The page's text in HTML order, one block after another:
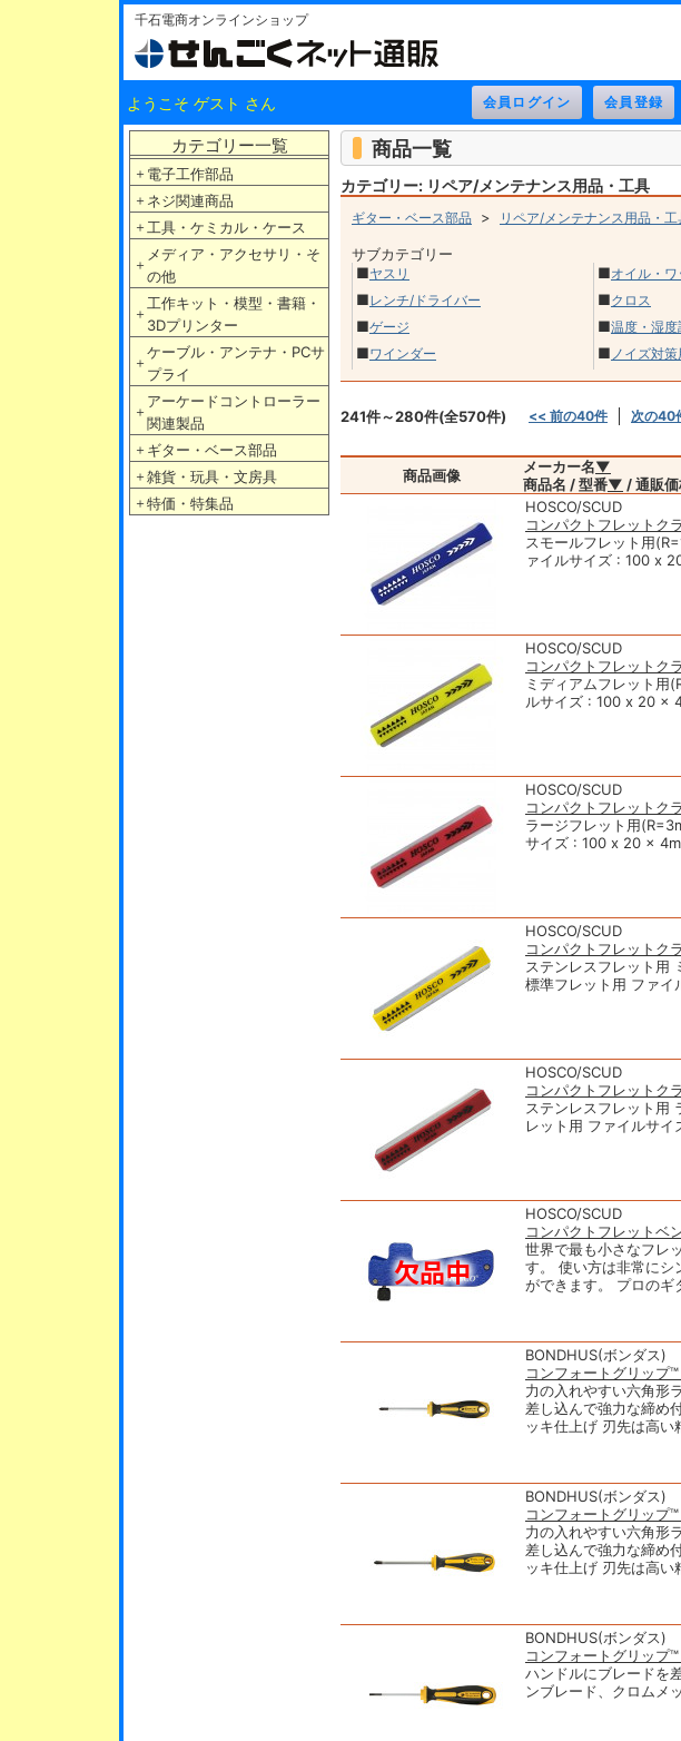
千石電商オンラインショップ
ようこそ ゲスト さん
カテゴリー一覧
＋ 電子工作部品
＋ ネジ関連商品
＋ 工具・ケミカル・ケース
＋
メディア・アクセサリ・そ
の他
＋
工作キット・模型・書籍・
3Dプリンター
＋
ケーブル・アンテナ・PCサ
プライ
＋
アーケードコントローラー
関連製品
＋ ギター・ベース部品
＋ 雑貨・玩具・文房具
＋ 特価・特集品
商品一覧
カテゴリー: リペア/メンテナンス用品・工具
ギター・ベース部品 > リペア/メンテナンス用品・工
サブカテゴリー
■ヤスリ
■レンチ/ドライバー
■ゲージ
■ワインダー
■オイル・
■クロス
■温度・湿度
■ ノイズ対策
241件～280件(全570件) << 前の40件 次の40
商品画像 メーカー名▼
商品名 / 型番▼ / 通販
HOSCO/SCUD
コンパクトフレット
スモールフレット用
ァイルサイズ : 100 x
HOSCO/SCUD
コンパクトフレット
ミディアムフレット用
ルサイズ : 100 x 20 x
HOSCO/SCUD
コンパクトフレット
ラージフレット用
サイズ : 100 x 20 x
HOSCO/SCUD
コンパクトフレット
ステンレスフレット用
標準フレット用 ファ
HOSCO/SCUD
コンパクトフレット
ステンレスフレット用
レット用 ファイルサ
HOSCO/SCUD
コンパクトフレット
世界で最も小さなフレ
す。 使い方は非常にシ
ができます。 プロのギ
BONDHUS(ボンダス)
コンフォートグリッ
力の入れやすい六角形
差し込んで強力な締め
ッキ仕上げ 刃先は高い
BONDHUS(ボンダス)
コンフォートグリッ
力の入れやすい六角形
差し込んで強力な締め
ッキ仕上げ 刃先は高い
BONDHUS(ボンダス)
コンフォートグリッ
ハンドルにブレードを
ンブレード、クロムメ